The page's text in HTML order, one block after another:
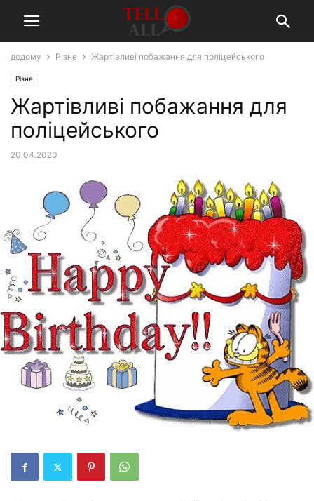
додому Різне Жартівливі побажання для поліцейського
Різне
Жартівливі побажання для
поліцейського
20.04.2020